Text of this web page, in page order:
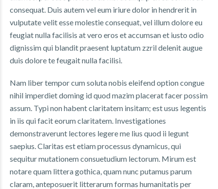
consequat. Duis autem vel eum iriure dolor in hendrerit in
vulputate velit esse molestie consequat, vel illum dolore eu
feugiat nulla facilisis at vero eros et accumsan et iusto odio
dignissim qui blandit praesent luptatum zzril delenit augue
duis dolore te feugait nulla facilisi.
Nam liber tempor cum soluta nobis eleifend option congue
nihil imperdiet doming id quod mazim placerat facer possim
assum. Typi non habent claritatem insitam; est usus legentis
in iis qui facit eorum claritatem. Investigationes
demonstraverunt lectores legere me lius quod ii legunt
saepius. Claritas est etiam processus dynamicus, qui
sequitur mutationem consuetudium lectorum. Mirum est
notare quam littera gothica, quam nunc putamus parum
claram, anteposuerit litterarum formas humanitatis per